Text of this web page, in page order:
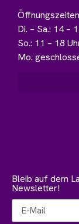
Di. – Sa.: 14 –
So.: 11 – 18
Mo.
Bleib auf dem
Newsletter!